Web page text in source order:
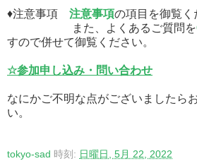
♦注意事項 注意事項の項目を御覧く
また、よくあるご質問を
すので併せて御覧ください。
☆参加申し込み・問い合わせ
なにかご不明な点がございましたら
い。
tokyo-sad 時刻: 日曜日, 5月 22, 2022